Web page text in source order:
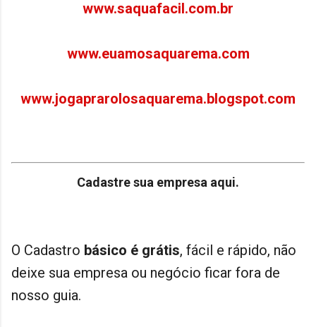
www.saquafacil.com.br
www.euamosaquarema.com
www.jogaprarolosaquarema.blogspot.com
Cadastre sua empresa aqui.
O Cadastro básico é grátis, fácil e rápido, não
deixe sua empresa ou negócio ficar fora de
nosso guia.